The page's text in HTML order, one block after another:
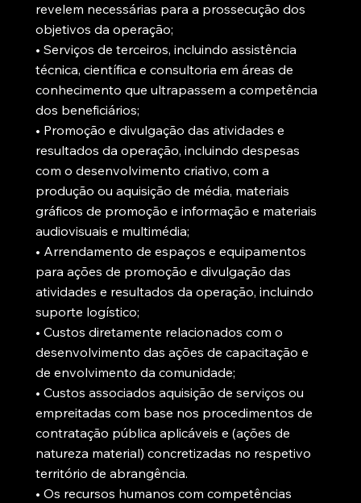
revelem necessárias para a prossecução dos
objetivos da operação;
• Serviços de terceiros, incluindo assistência
técnica, científica e consultoria em áreas de
conhecimento que ultrapassem a competência
dos beneficiários;
• Promoção e divulgação das atividades e
resultados da operação, incluindo despesas
com o desenvolvimento criativo, com a
produção ou aquisição de média, materiais
gráficos de promoção e informação e materiais
audiovisuais e multimédia;
• Arrendamento de espaços e equipamentos
para ações de promoção e divulgação das
atividades e resultados da operação, incluindo
suporte logístico;
• Custos diretamente relacionados com o
desenvolvimento das ações de capacitação e
de envolvimento da comunidade;
• Custos associados aquisição de serviços ou
empreitadas com base nos procedimentos de
contratação pública aplicáveis e (ações de
natureza material) concretizadas no respetivo
território de abrangência.
• Os recursos humanos com competências